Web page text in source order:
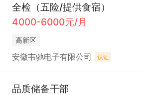
全检（五险/提供食宿）
4000-6000元/月
高新区
安徽韦驰电子有限公司 认证
品质储备干部